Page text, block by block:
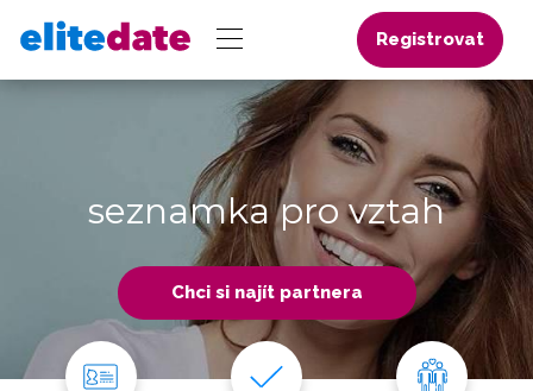
Registrovat
seznamka pro vztah
Chci si najít partnera